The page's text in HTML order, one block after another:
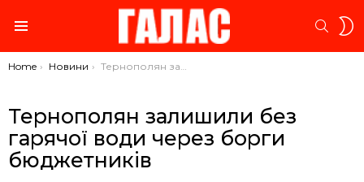
You are here:
Home Новини Тернополян залишили без гарячої води через борги бюджетників
Тернополян залишили без
гарячої води через борги
бюджетників